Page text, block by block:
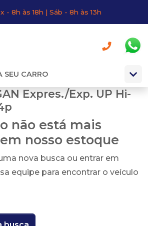
- 8h às 18h | Sáb - 8h às 13h
SEU CARRO
Expres./Exp. UP Hi-
não está mais
nosso estoque
nova busca ou entrar em
equipe para encontrar o veículo